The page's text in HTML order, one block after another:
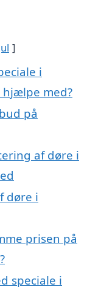
i
med?
på
af døre i
døre i
prisen på
speciale i